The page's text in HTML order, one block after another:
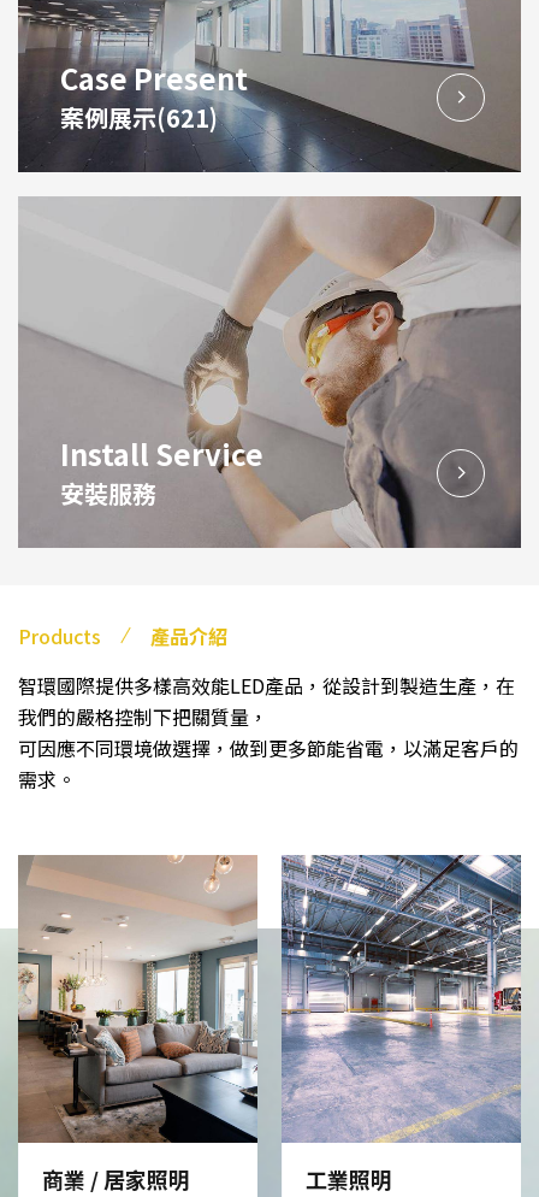
Case Present
案例展示(621)
Install Service
安裝服務
Products
產品介紹
智環國際提供多樣高效能LED產品，從設計到製造生產，在
我們的嚴格控制下把關質量，
可因應不同環境做選擇，做到更多節能省電，以滿足客戶的
需求。
商業 / 居家照明 工業照明